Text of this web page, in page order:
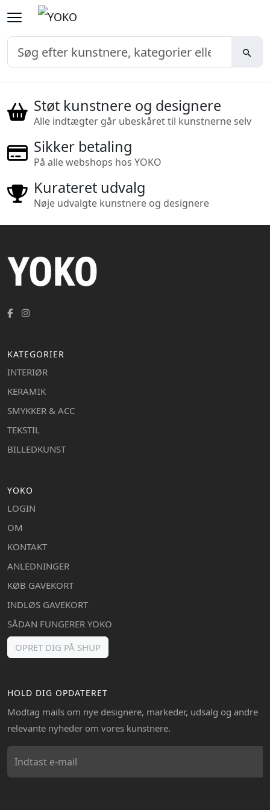
Støt kunstnere og designere
Alle indtægter går ubeskåret til kunstnerne selv
Sikker betaling
På alle webshops hos YOKO
Kurateret udvalg
Nøje udvalgte kunstnere og designere
KATEGORIER
INTERIØR
KERAMIK
SMYKKER & ACC
TEKSTIL
BILLEDKUNST
YOKO
LOGIN
OM
KONTAKT
ANLEDNINGER
KØB GAVEKORT
INDLØS GAVEKORT
SÅDAN FUNGERER YOKO
OPRET DIG PÅ SHUP
HOLD DIG OPDATERET
Modtag mails om nye designere, markeder, udsalg og andre
relevante nyheder om vores kunstnere.